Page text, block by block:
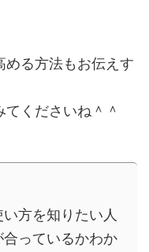
める方法もお伝えす
くださいね＾＾
方を知りたい人
合っているかわか